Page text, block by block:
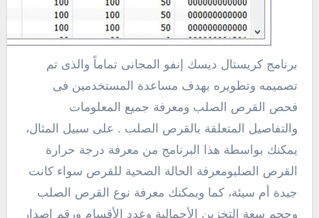
برنامج كريستال ديسك إنفو المجانى تماماً والذى تم
تصميمه وتطويره بهدف مساعدة المستخدمين فى
فحص القرص الصلب ومعرفة جميع المعلومات
والتفاصيل المتعلقة بالقرص الصلب . على سبيل المثال،
يمكنك بواسطة هذا البرنامج من معرفة درجة حرارة
القرص الصلبومعرفة الحالة الصحية للقرص سواء كانت
جيدة أم سيئة، كما ويمكنك معرفة نوع القرص الصلب
وحجم سعة التخزين الأجمالية وعدد الأقسام ورقم إصدار